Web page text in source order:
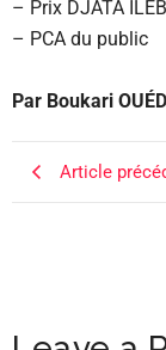
– Prix DJATA
– PCA du public
Par Boukari
Article